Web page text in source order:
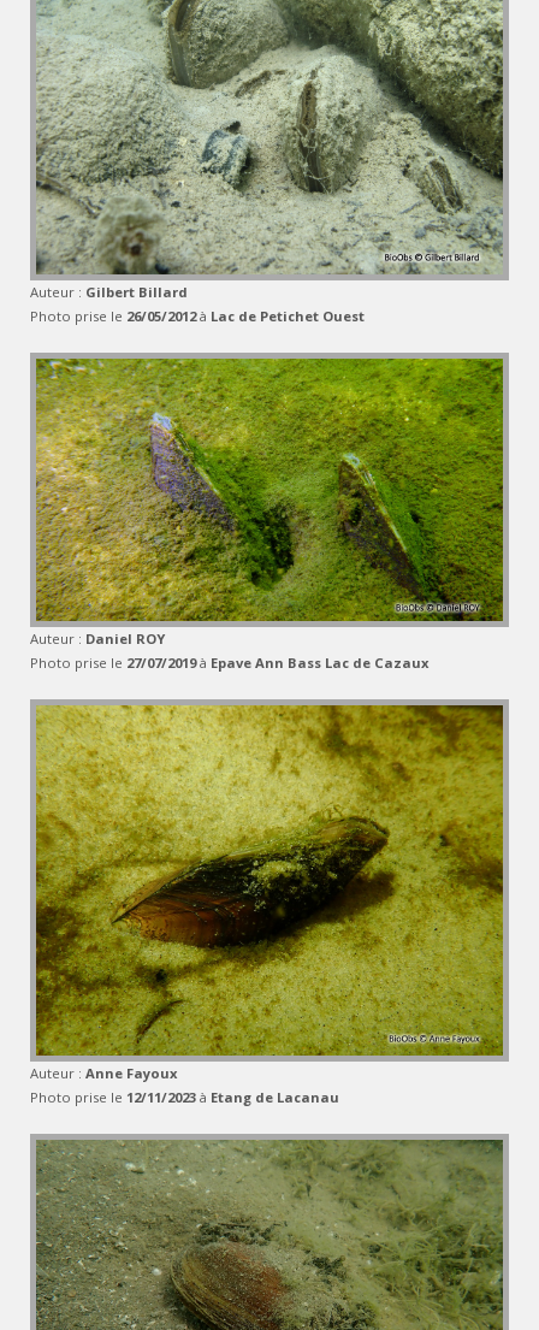
Auteur : Gilbert Billard
Photo prise le 26/05/2012à Lac de Petichet Ouest
Auteur : Daniel ROY
Photo prise le 27/07/2019à Epave Ann Bass Lac de Cazaux
Auteur : Anne Fayoux
Photo prise le 12/11/2023 à Etang de Lacanau